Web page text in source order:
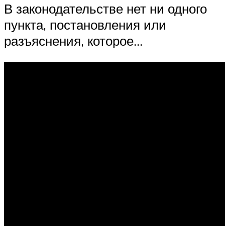
В законодательстве нет ни одного
пункта, постановления или
разъяснения, которое…